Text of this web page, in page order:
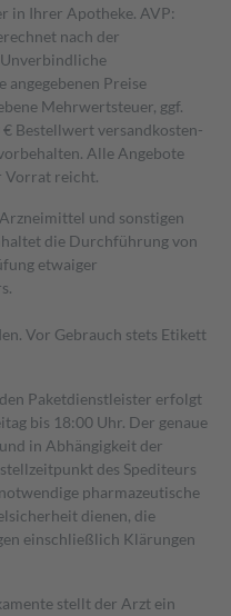
in Ihrer Apotheke. AVP:
nach der
angegebenen Preise
Mehrwertsteuer, ggf.
€ Bestell­wert versand­kosten­
Alle Angebote
Vorrat reicht.
und sonstigen
die Durchführung von
etwaiger
Vor Gebrauch stets Etikett
Paketdienstleister erfolgt
bis 18:00 Uhr. Der genaue
in Abhängigkeit der
des Spediteurs
pharmazeutische
dienen, die
einschließlich Klärungen
stellt der Arzt ein